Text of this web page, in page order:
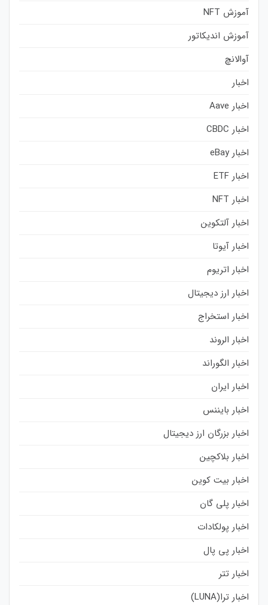
آموزش NFT
آموزش اندیکاتور
آوالانچ
اخبار
اخبار Aave
اخبار CBDC
اخبار eBay
اخبار ETF
اخبار NFT
اخبار آلتکوین
اخبار آیوتا
اخبار اتریوم
اخبار ارز دیجیتال
اخبار استخراج
اخبار الروند
اخبار الگوراند
اخبار ایران
اخبار بایننس
اخبار بزرگان ارز دیجیتال
اخبار بلاکچین
اخبار بیت کوین
اخبار پلی گان
اخبار پولکادات
اخبار پی پال
اخبار تتر
اخبار ترا(LUNA)